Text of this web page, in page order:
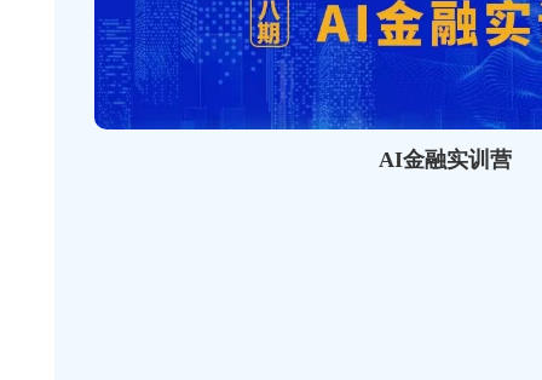
AI金融实训营